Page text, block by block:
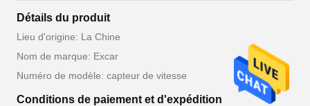
Détails du produit
Lieu d'origine: La Chine
Nom de marque: Excar
Numéro de modèle: capteur de vitesse
Conditions de paiement et d'expédition